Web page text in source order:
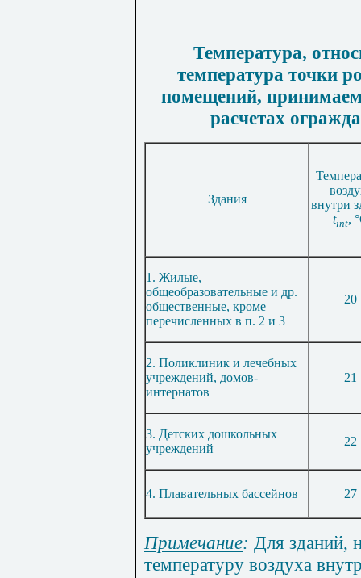
Температура,
температура точки
помещений,
расчетах
Здания
внутри
tint,
1. Жилые,
общеобразовательные и др.
общественные, кроме
перечисленных в п. 2 и 3
20
2. Поликлиник и лечебных
учреждений, домов-
интернатов
21
3. Детских дошкольных
учреждений
22
4. Плавательных бассейнов 27
Примечание: Для зданий,
температуру воздуха